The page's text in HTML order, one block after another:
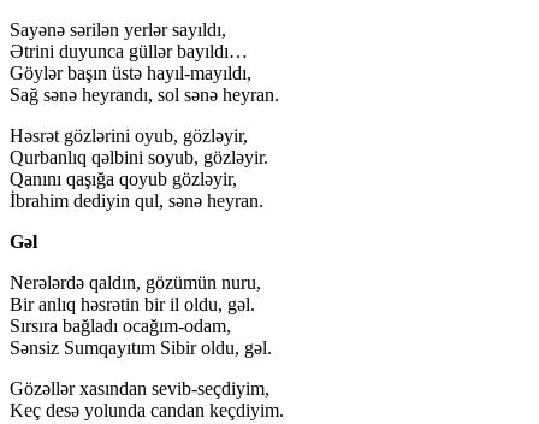
Sayənə sərilən yerlər sayıldı,
Ətrini duyunca güllər bayıldı…
Göylər başın üstə hayıl-mayıldı,
Sağ sənə heyrandı, sol sənə heyran.
Həsrət gözlərini oyub, gözləyir,
Qurbanlıq qəlbini soyub, gözləyir.
Qanını qaşığa qoyub gözləyir,
İbrahim dediyin qul, sənə heyran.
Gəl
Nerələrdə qaldın, gözümün nuru,
Bir anlıq həsrətin bir il oldu, gəl.
Sırsıra bağladı ocağım-odam,
Sənsiz Sumqayıtım Sibir oldu, gəl.
Gözəllər xasından sevib-seçdiyim,
Keç desə yolunda candan keçdiyim.